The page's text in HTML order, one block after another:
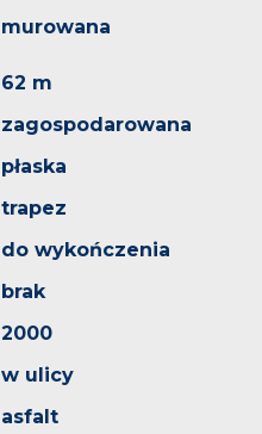
murowana
62 m
zagospodarowana
płaska
trapez
do wykończenia
brak
2000
w ulicy
asfalt